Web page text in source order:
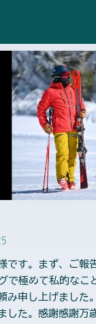
です。まず、ご報
で極めて私的なこ
み申し上げました
した。感謝感謝万